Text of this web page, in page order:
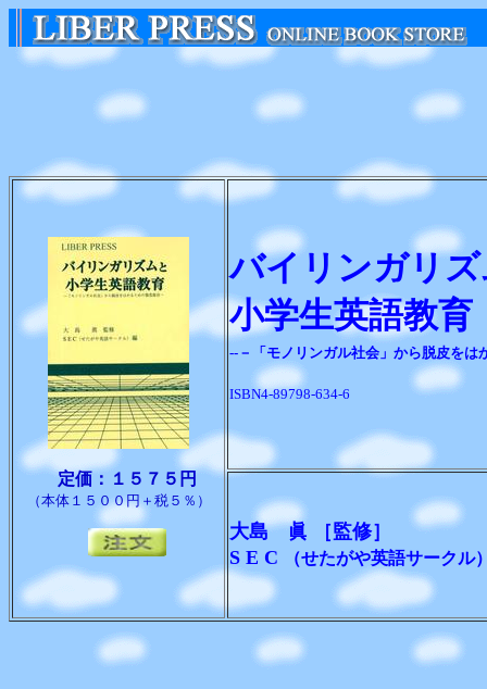
定価：１５７５円
（本体１５００円＋税５％）
バイリンガリ
小学生英語教育
--－「モノリンガル社会」から脱皮をは
ISBN4-89798-634-6
大島 眞 ［監修］
S E C
（せたがや英語サークル